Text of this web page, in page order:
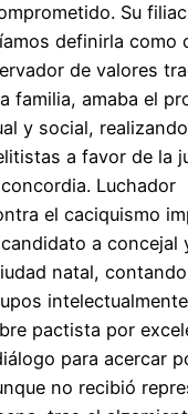
Su
definirla como
de valores
familia, amaba el
y social,
a favor de la
Luchador
el caciquismo
a concejal
natal,
pactista por
para acercar
no recibió